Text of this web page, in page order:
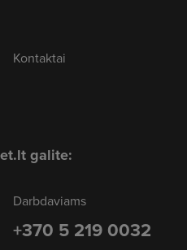
Kontaktai
galite:
Darbdaviams
+370 5 219 0032